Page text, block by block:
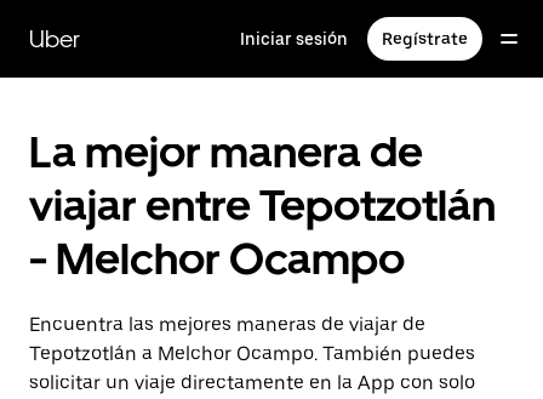
contenido
principal
Uber Iniciar sesión Regístrate
La mejor manera de
viajar entre Tepotzotlán
- Melchor Ocampo
Encuentra las mejores maneras de viajar de
Tepotzotlán a Melchor Ocampo. También puedes
solicitar un viaje directamente en la App con solo